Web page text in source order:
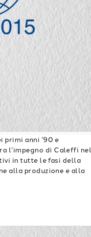
primi anni ’90 e
l’impegno di Caleffi
in tutte le fasi della
alla produzione e alla